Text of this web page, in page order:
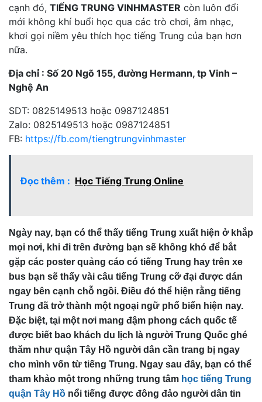
cạnh đó, TIẾNG TRUNG VINHMASTER còn luôn đổi
mới không khí buổi học qua các trò chơi, âm nhạc,
khơi gọi niềm yêu thích học tiếng Trung của bạn hơn
nữa.
Địa chỉ : Số 20 Ngõ 155, đường Hermann, tp Vinh –
Nghệ An
SDT: 0825149513 hoặc 0987124851
Zalo: 0825149513 hoặc 0987124851
FB: https://fb.com/tiengtrungvinhmaster
Đọc thêm : Học Tiếng Trung Online
Ngày nay, bạn có thể thấy tiếng Trung xuất hiện ở khắp
mọi nơi, khi đi trên đường bạn sẽ không khó để bắt
gặp các poster quảng cáo có tiếng Trung hay trên xe
bus bạn sẽ thấy vài câu tiếng Trung cỡ đại được dán
ngay bên cạnh chỗ ngồi. Điều đó thể hiện rằng tiếng
Trung đã trở thành một ngoại ngữ phổ biến hiện nay.
Đặc biệt, tại một nơi mang đậm phong cách quốc tế
được biết bao khách du lịch là người Trung Quốc ghé
thăm như quận Tây Hồ người dân cần trang bị ngay
cho mình vốn từ tiếng Trung. Ngay sau đây, bạn có thể
tham khảo một trong những trung tâm học tiếng Trung
quận Tây Hồ nổi tiếng được đông đảo người dân tin